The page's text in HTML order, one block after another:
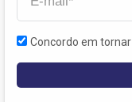
Concordo em